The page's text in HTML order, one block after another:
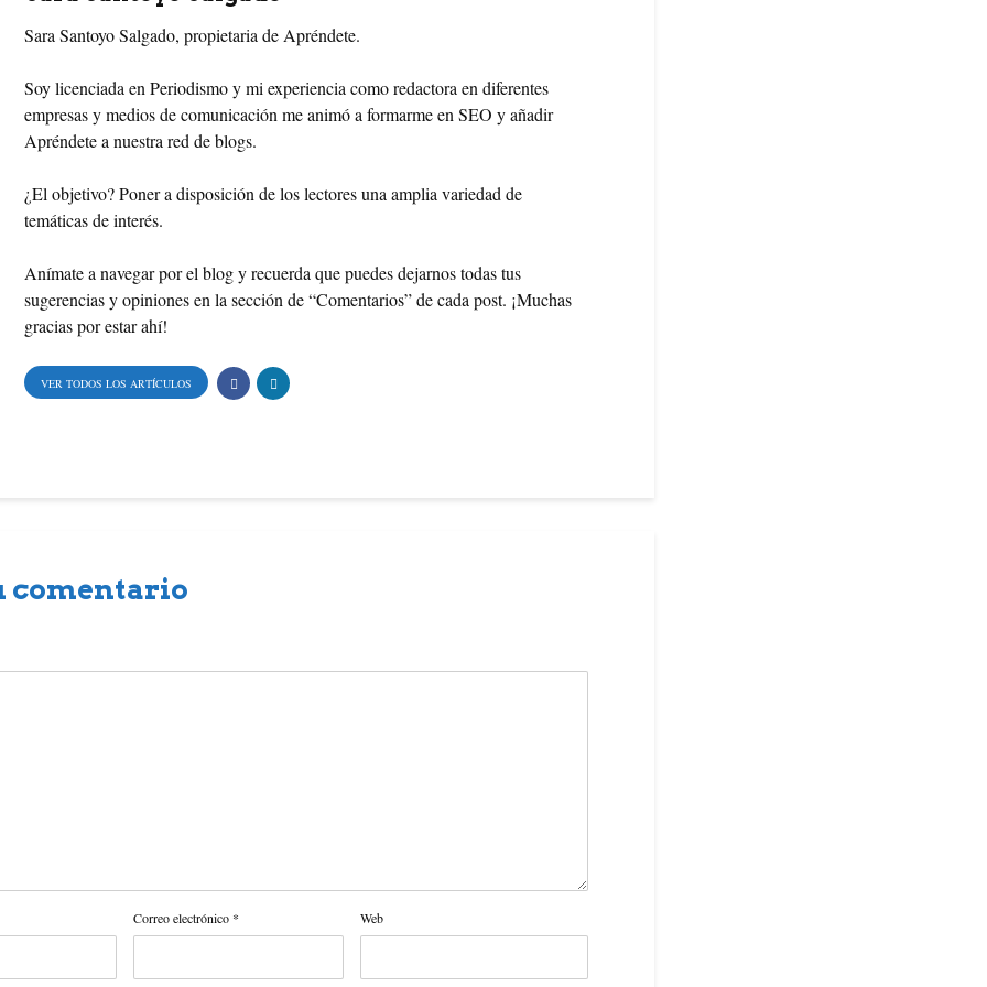
e
Sara Santoyo Salgado, propietaria de Apréndete.
Soy licenciada en Periodismo y mi experiencia como redactora en diferentes
empresas y medios de comunicación me animó a formarme en SEO y añadir
Apréndete a nuestra red de blogs.
¿El objetivo? Poner a disposición de los lectores una amplia variedad de
temáticas de interés.
Anímate a navegar por el blog y recuerda que puedes dejarnos todas tus
sugerencias y opiniones en la sección de “Comentarios” de cada post. ¡Muchas
gracias por estar ahí!
VER TODOS LOS ARTÍCULOS
comentario
Correo electrónico * Web